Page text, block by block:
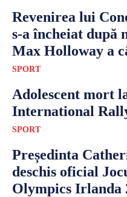
Revenirea lui
s-a încheiat după
Max Holloway a
SPORT
Adolescent mort
International
SPORT
Președinta
deschis oficial
Olympics Irlanda